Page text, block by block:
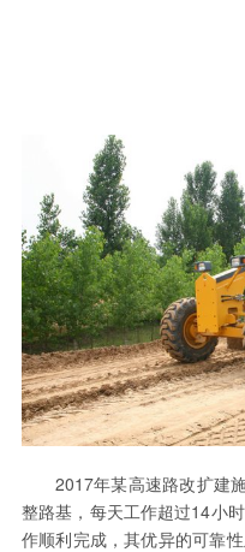
2017年某高速路改扩建
整路基，每天工作超过14小
作顺利完成，其优异的可靠